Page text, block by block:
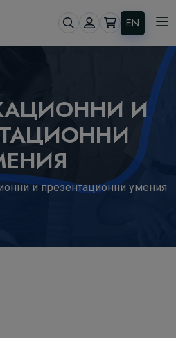
EN
И
и презентационни умения